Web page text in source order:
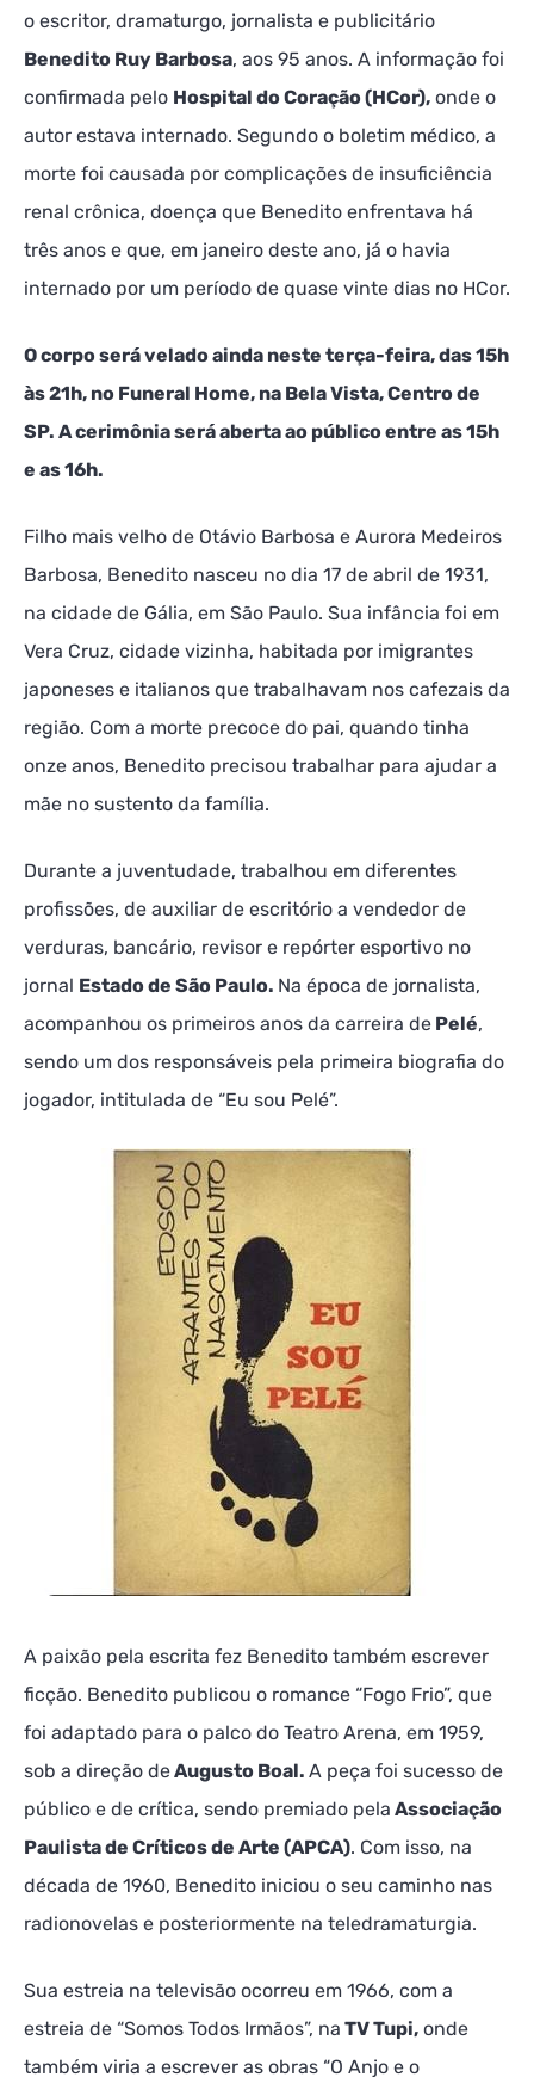
o escritor, dramaturgo, jornalista e publicitário
Benedito Ruy Barbosa, aos 95 anos. A informação foi
confirmada pelo Hospital do Coração (HCor), onde o
autor estava internado. Segundo o boletim médico, a
morte foi causada por complicações de insuficiência
renal crônica, doença que Benedito enfrentava há
três anos e que, em janeiro deste ano, já o havia
internado por um período de quase vinte dias no HCor.
O corpo será velado ainda neste terça-feira, das 15h
às 21h, no Funeral Home, na Bela Vista, Centro de
SP. A cerimônia será aberta ao público entre as 15h
e as 16h.
Filho mais velho de Otávio Barbosa e Aurora Medeiros
Barbosa, Benedito nasceu no dia 17 de abril de 1931,
na cidade de Gália, em São Paulo. Sua infância foi em
Vera Cruz, cidade vizinha, habitada por imigrantes
japoneses e italianos que trabalhavam nos cafezais da
região. Com a morte precoce do pai, quando tinha
onze anos, Benedito precisou trabalhar para ajudar a
mãe no sustento da família.
Durante a juventudade, trabalhou em diferentes
profissões, de auxiliar de escritório a vendedor de
verduras, bancário, revisor e repórter esportivo no
jornal Estado de São Paulo. Na época de jornalista,
acompanhou os primeiros anos da carreira de Pelé,
sendo um dos responsáveis pela primeira biografia do
jogador, intitulada de “Eu sou Pelé”.
A paixão pela escrita fez Benedito também escrever
ficção. Benedito publicou o romance “Fogo Frio”, que
foi adaptado para o palco do Teatro Arena, em 1959,
sob a direção deAugusto Boal. A peça foi sucesso de
público e de crítica, sendo premiado pela Associação
Paulista de Críticos de Arte (APCA). Com isso, na
década de 1960, Benedito iniciou o seu caminho nas
radionovelas e posteriormente na teledramaturgia.
Sua estreia na televisão ocorreu em 1966, com a
estreia de “Somos Todos Irmãos”, na TV Tupi, onde
também viria a escrever as obras “O Anjo e o